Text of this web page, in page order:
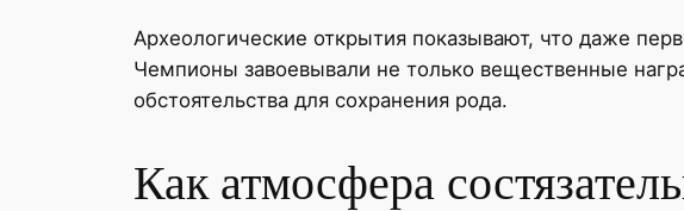
Археологические открытия показывают, что даже
Чемпионы завоевывали не только вещественные
обстоятельства для сохранения рода.
Как атмосфера